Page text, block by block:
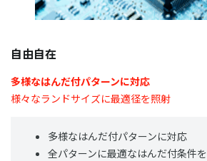
自由自在
多様なはんだ付パターンに対応
様々なランドサイズに最適径を照射
多様なはんだ付パターンに対応
全パターンに最適なはんだ付条件を